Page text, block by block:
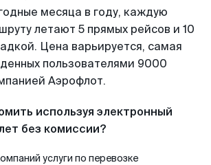
месяца в году, каждую
летают 5 прямых рейсов и 10
Цена варьируется, самая
пользователями 9000
Аэрофлот.
используя электронный
без комиссии?
услуги по перевозке